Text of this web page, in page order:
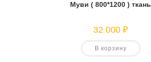
Муви ( 800*1200 ) ткань
32 000 ₽
В корзину